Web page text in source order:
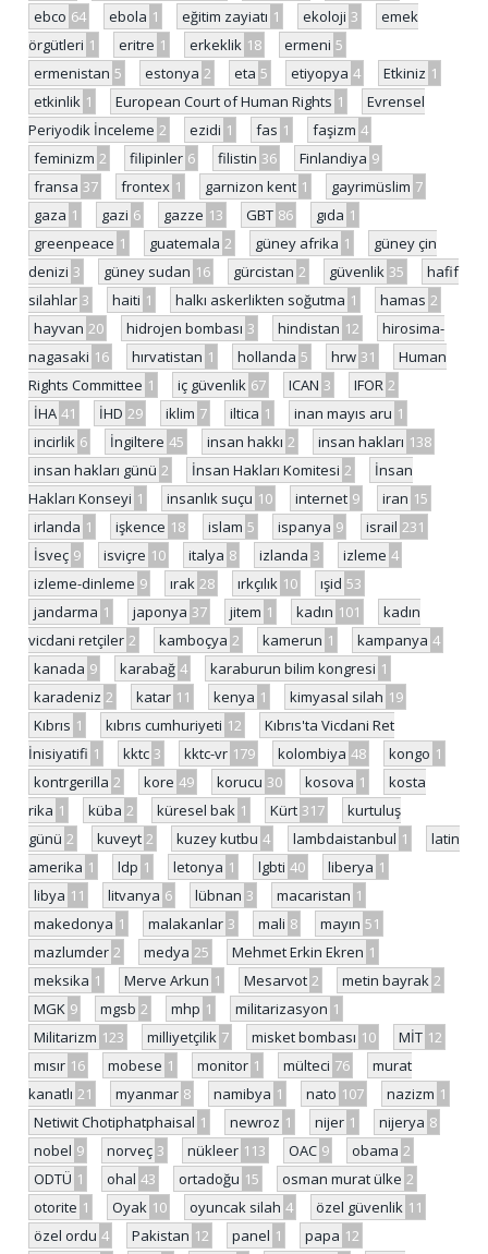
ebco 64 ebola 1 eğitim zayiatı 1 ekoloji 3
emek
örgütleri 1 eritre 1 erkeklik 18 ermeni 5
ermenistan 5 estonya 2 eta 5 etiyopya 4 Etkiniz 1
etkinlik 1 European Court of Human Rights 1
Evrensel
Periyodik İnceleme 2 ezidi 1 fas 1 faşizm 4
feminizm 2 filipinler 6 filistin 36 Finlandiya 9
fransa 37 frontex 1 garnizon kent 1 gayrimüslim 7
gaza 1 gazi 6 gazze 13 GBT 86 gıda 1
greenpeace 1 guatemala 2 güney afrika 1
güney çin
denizi 3 güney sudan 16 gürcistan 2 güvenlik 35
hafif
silahlar 3 haiti 1 halkı askerlikten soğutma 1 hamas 2
hayvan 20 hidrojen bombası 3 hindistan 12
hirosima-
nagasaki 16 hırvatistan 1 hollanda 5 hrw 31
Human
Rights Committee 1 iç güvenlik 67 ICAN 3 IFOR 2
İHA 41 İHD 29 iklim 7 iltica 1 inan mayıs aru 1
incirlik 6 İngiltere 45 insan hakkı 2 insan hakları 138
insan hakları günü 2 İnsan Hakları Komitesi 2
İnsan
Hakları Konseyi 1 insanlık suçu 10 internet 9 iran 15
irlanda 1 işkence 18 islam 5 ispanya 9 israil 231
İsveç 9 isviçre 10 italya 8 izlanda 3 izleme 4
izleme-dinleme 9 ırak 28 ırkçılık 10 ışid 53
jandarma 1 japonya 37 jitem 1 kadın 101
kadın
vicdani retçiler 2 kamboçya 2 kamerun 1 kampanya 4
kanada 9 karabağ 4 karaburun bilim kongresi 1
karadeniz 2 katar 11 kenya 1 kimyasal silah 19
Kıbrıs 1 kıbrıs cumhuriyeti 12
Kıbrıs'ta Vicdani Ret
İnisiyatifi 1 kktc 3 kktc-vr 179 kolombiya 48 kongo 1
kontrgerilla 2 kore 49 korucu 30 kosova 1
kosta
rika 1 küba 2 küresel bak 1 Kürt 317
kurtuluş
günü 2 kuveyt 2 kuzey kutbu 4 lambdaistanbul 1
latin
amerika 1 ldp 1 letonya 1 lgbti 40 liberya 1
libya 11 litvanya 6 lübnan 3 macaristan 1
makedonya 1 malakanlar 3 mali 8 mayın 51
mazlumder 2 medya 25 Mehmet Erkin Ekren 1
meksika 1 Merve Arkun 1 Mesarvot 2 metin bayrak 2
MGK 9 mgsb 2 mhp 1 militarizasyon 1
Militarizm 123 milliyetçilik 7 misket bombası 10 MİT 12
mısır 16 mobese 1 monitor 1 mülteci 76
murat
kanatlı 21 myanmar 8 namibya 1 nato 107 nazizm 1
Netiwit Chotiphatphaisal 1 newroz 1 nijer 1 nijerya 8
nobel 9 norveç 3 nükleer 113 OAC 9 obama 2
ODTÜ 1 ohal 43 ortadoğu 15 osman murat ülke 2
otorite 1 Oyak 10 oyuncak silah 4 özel güvenlik 11
özel ordu 4 Pakistan 12 panel 1 papa 12